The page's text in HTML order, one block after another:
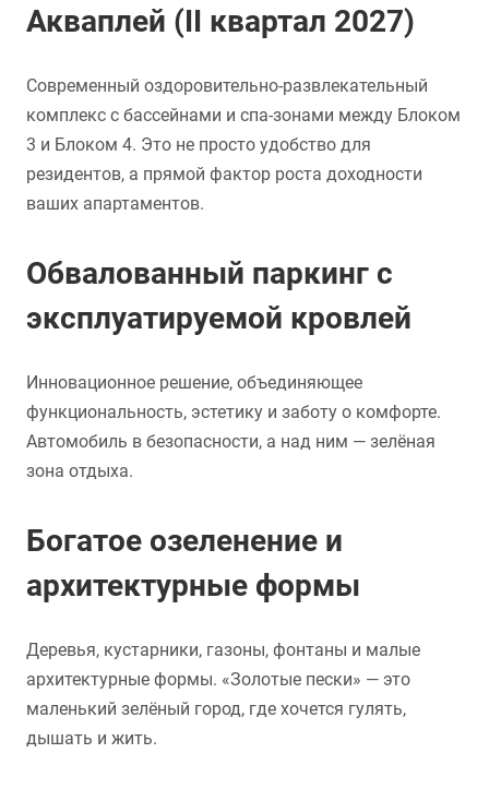
Акваплей (II квартал 2027)
Современный оздоровительно-развлекательный
комплекс с бассейнами и спа-зонами между Блоком
3 и Блоком 4. Это не просто удобство для
резидентов, а прямой фактор роста доходности
ваших апартаментов.
Обвалованный паркинг с
эксплуатируемой кровлей
Инновационное решение, объединяющее
функциональность, эстетику и заботу о комфорте.
Автомобиль в безопасности, а над ним — зелёная
зона отдыха.
Богатое озеленение и
архитектурные формы
Деревья, кустарники, газоны, фонтаны и малые
архитектурные формы. «Золотые пески» — это
маленький зелёный город, где хочется гулять,
дышать и жить.